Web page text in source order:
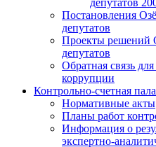
депутатов
Постановления
депутатов
Проекты решений
депутатов
Обратная связь
коррупции
Контрольно-счетная
Нормативные акты
Планы работ
Информация о
экспертно-